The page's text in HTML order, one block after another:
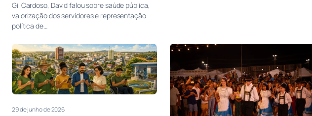
Gil Cardoso, David falou sobre saúde pública,
valorização dos servidores e representação
política de…
29 de junho de 2026